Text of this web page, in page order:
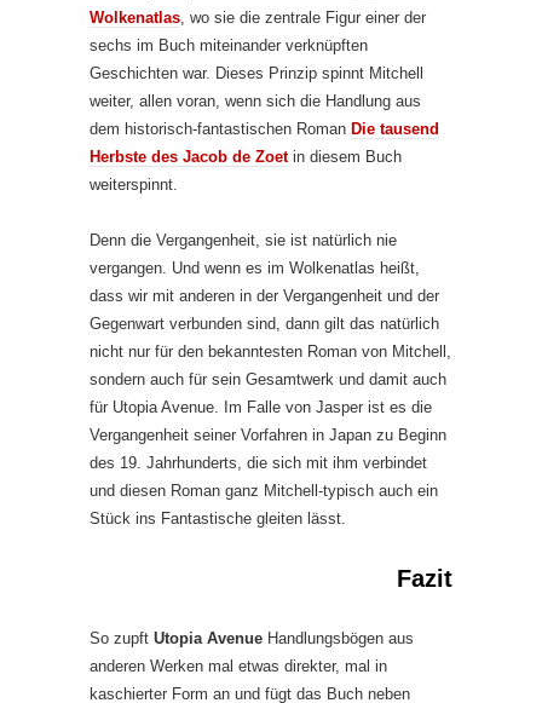
Wolkenatlas , wo sie die zentrale Figur einer der
sechs im Buch miteinander verknüpften
Geschichten war. Dieses Prinzip spinnt Mitchell
weiter, allen voran, wenn sich die Handlung aus
dem historisch-fantastischen Roman Die tausend
Herbste des Jacob de Zoetin diesem Buch
weiterspinnt.
Denn die Vergangenheit, sie ist natürlich nie
vergangen. Und wenn es im Wolkenatlas heißt,
dass wir mit anderen in der Vergangenheit und der
Gegenwart verbunden sind, dann gilt das natürlich
nicht nur für den bekanntesten Roman von Mitchell,
sondern auch für sein Gesamtwerk und damit auch
für Utopia Avenue. Im Falle von Jasper ist es die
Vergangenheit seiner Vorfahren in Japan zu Beginn
des 19. Jahrhunderts, die sich mit ihm verbindet
und diesen Roman ganz Mitchell-typisch auch ein
Stück ins Fantastische gleiten lässt.
Fazit
So zupft Utopia Avenue Handlungsbögen aus
anderen Werken mal etwas direkter, mal in
kaschierter Form an und fügt das Buch neben